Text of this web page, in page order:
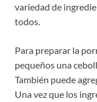
variedad de
todos.
Para preparar la
pequeños una
También puede
Una vez que los